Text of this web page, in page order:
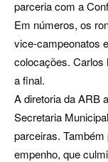
parceria com a
Em números, os
vice-campeonatos
colocações. Carlos
a final.
A diretoria da ARB
Secretaria
parceiras.
empenho, que